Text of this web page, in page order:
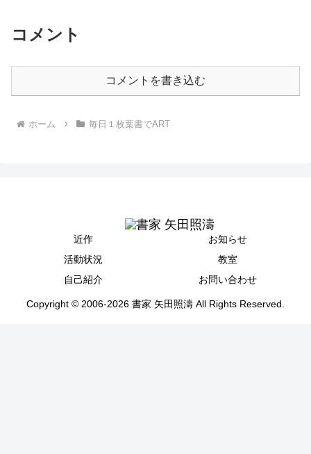
コメント
コメントを書き込む
ホーム 毎日１枚葉書でART
近作
お知らせ
活動状況
教室
自己紹介
お問い合わせ
Copyright © 2006-2026 書家 矢田照濤 All Rights Reserved.